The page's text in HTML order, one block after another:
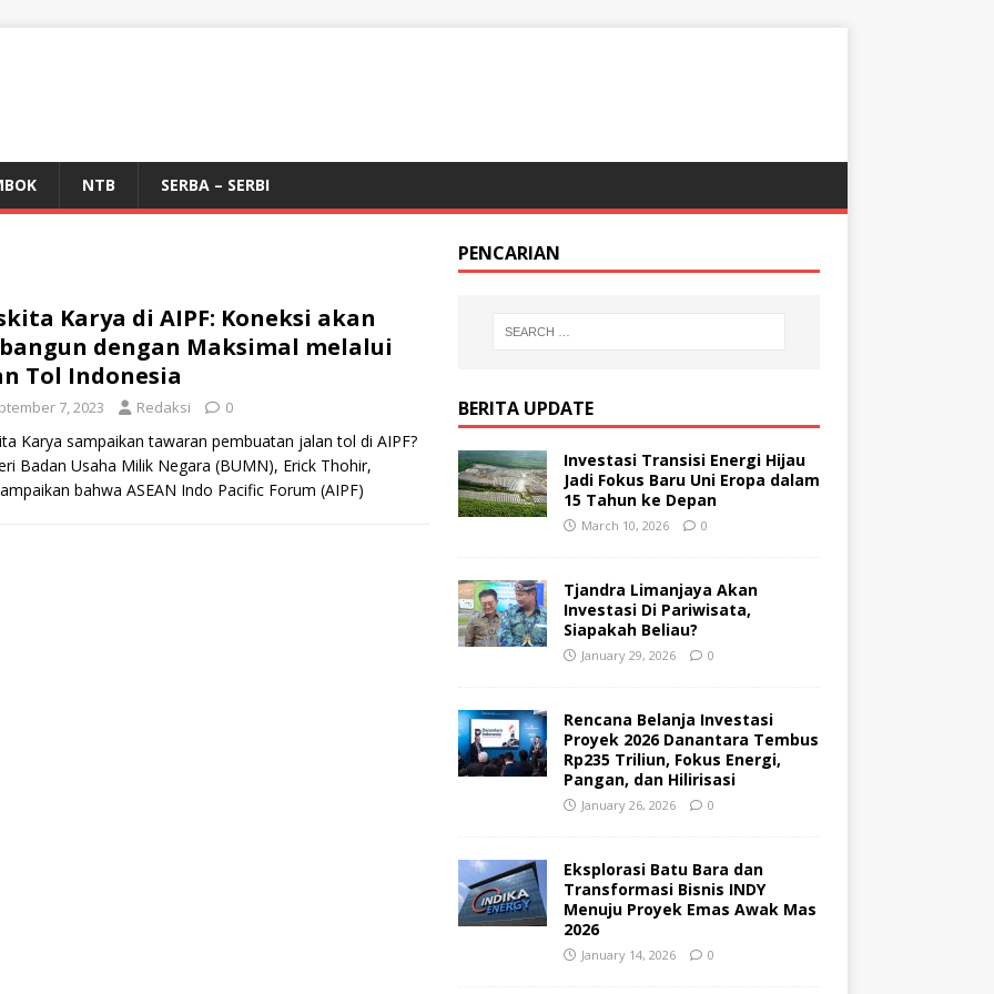
NTB SERBA – SERBI
Karya di AIPF: Koneksi akan
dengan Maksimal melalui
Tol Indonesia
7, 2023 Redaksi 0
Karya sampaikan tawaran pembuatan jalan tol di AIPF?
Badan Usaha Milik Negara (BUMN), Erick Thohir,
bahwa ASEAN Indo Pacific Forum (AIPF)
PENCARIAN
BERITA UPDATE
Investasi Transisi Energi Hijau
Jadi Fokus Baru Uni Eropa dalam
15 Tahun ke Depan
March 10, 2026 0
Tjandra Limanjaya Akan
Investasi Di Pariwisata,
Siapakah Beliau?
January 29, 2026 0
Rencana Belanja Investasi
Proyek 2026 Danantara Tembus
Rp235 Triliun, Fokus Energi,
Pangan, dan Hilirisasi
January 26, 2026 0
Eksplorasi Batu Bara dan
Transformasi Bisnis INDY
Menuju Proyek Emas Awak Mas
2026
January 14, 2026 0